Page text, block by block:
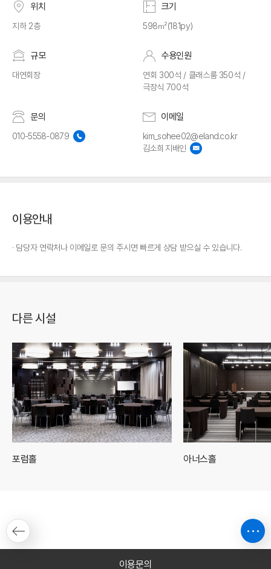
위치
지하 2층
크기
598㎡(181py)
규모
대연회장
수용인원
연회 300석 / 클래스룸 350석 /
극장식 700석
문의
010-5558-0879
이메일
kim_sohee02@eland.co.kr
김소희 지배인
이용안내
담당자 연락처나 이메일로 문의 주시면 빠르게 상담 받으실 수 있습니다.
다른 시설
포럼홀 아너스홀
이용문의